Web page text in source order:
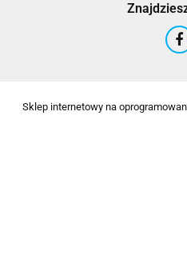
Sklep internetowy na